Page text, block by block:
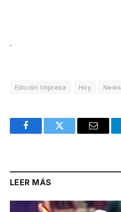
.
Edición Impresa Hoy News
FacebookTwitter Email
LEER MÁS